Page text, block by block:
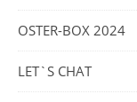
OSTER-BOX 2024
LET`S CHAT